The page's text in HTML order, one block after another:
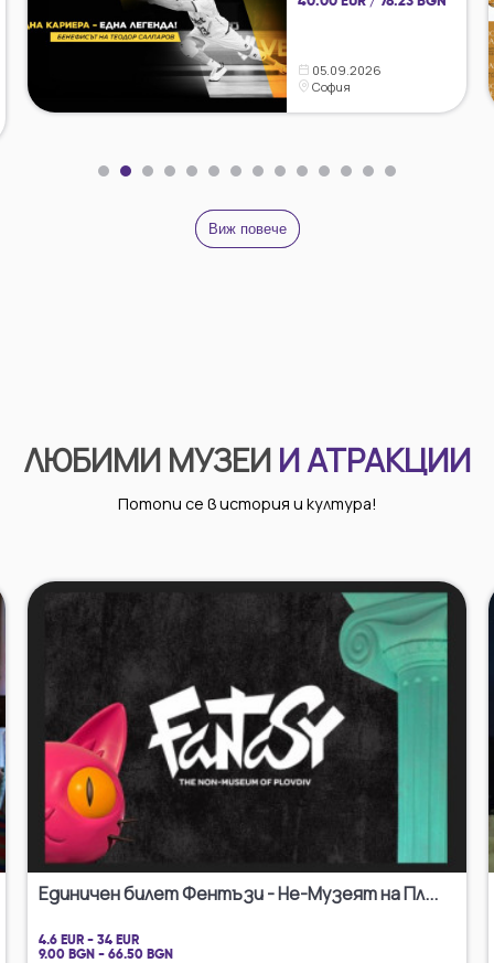
05.09.2026
София
Виж повече
ЛЮБИМИ МУЗЕИ И АТРАКЦИИ
Потопи се в история и култура!
Единичен билет Фентъзи - Не-Музеят на Пл...
4.6 EUR - 34 EUR
9.00 BGN - 66.50 BGN